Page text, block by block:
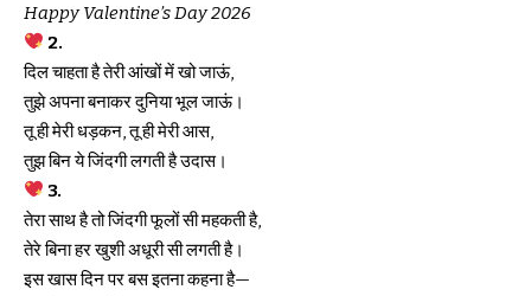
Happy Valentine’s Day 2026
2.
दिल चाहता है तेरी आंखों में खो जाऊं,
तुझे अपना बनाकर दुनिया भूल जाऊं।
तू ही मेरी धड़कन, तू ही मेरी आस,
तुझ बिन ये जिंदगी लगती है उदास।
3.
तेरा साथ है तो जिंदगी फूलों सी महकती है,
तेरे बिना हर खुशी अधूरी सी लगती है।
इस खास दिन पर बस इतना कहना है—